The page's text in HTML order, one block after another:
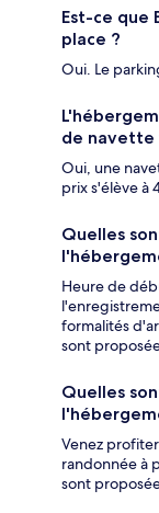
Est-ce que
place ?
Oui. Le
de navette
Oui, une
prix s'élève à
Quelles
Heure de
formalités
sont
Quelles
Venez
randonnée à
sont